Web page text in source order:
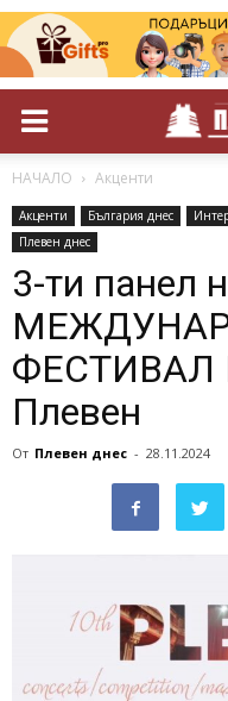
НАЧАЛО Акценти
Акценти България днес
Плевен днес
3-ти панел
ФЕСТИВАЛ
Плевен
От Плевен днес - 28.11.2024